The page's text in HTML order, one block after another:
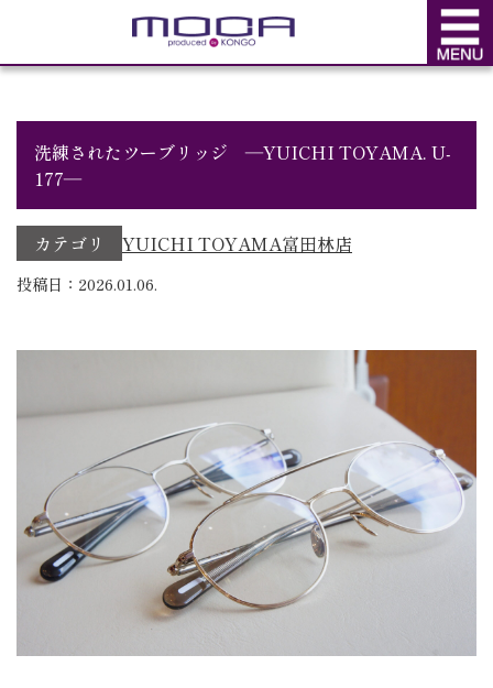
BLOG
洗練されたツーブリッジ ―YUICHI TOYAMA. U-
177―
カテゴリ YUICHI TOYAMA富田林店
投稿日：2026.01.06.